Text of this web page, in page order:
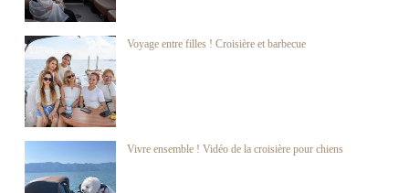
Voyage entre filles ! Croisière et barbecue
Vivre ensemble ! Vidéo de la croisière pour chiens